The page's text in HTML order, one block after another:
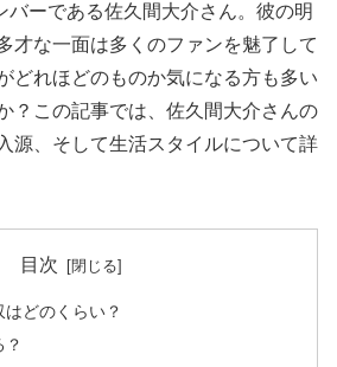
バーである佐久間大介さん。彼の明
才な一面は多くのファンを魅了して
どれほどのものか気になる方も多い
？この記事では、佐久間大介さんの
源、そして生活スタイルについて詳
目次
どのくらい？